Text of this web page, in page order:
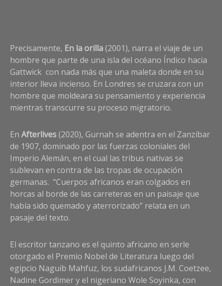
Precisamente, En la orilla(2001), narra el viaje de un
hombre que parte de una isla del océano Índico hacia
Gattwick con nada más que una maleta donde en su
interior lleva incienso. En Londres se cruzara con un
hombre que moldeara su pensamiento y experiencia
mientras transcurre su proceso migratorio.
En Afterlives(2020), Gurnah se adentra en el Zanzíbar
de 1907, dominado por las fuerzas coloniales del
Imperio Alemán, en el cual las tribus nativas se
sublevan en contra de las tropas de ocupación
germanas. “Cuerpos africanos eran colgados en
horcas al borde de las carreteras en un paisaje que
había sido quemado y aterrorizado” relata en un
pasaje del texto.
El escritor tanzano es el quinto africano en serle
otorgado el Premio Nobel de Literatura luego del
egipcio Naguib Mahfuz, los sudafricanos J.M. Coetzee,
Nadine Gordimer y el nigeriano Wole Soyinka, con